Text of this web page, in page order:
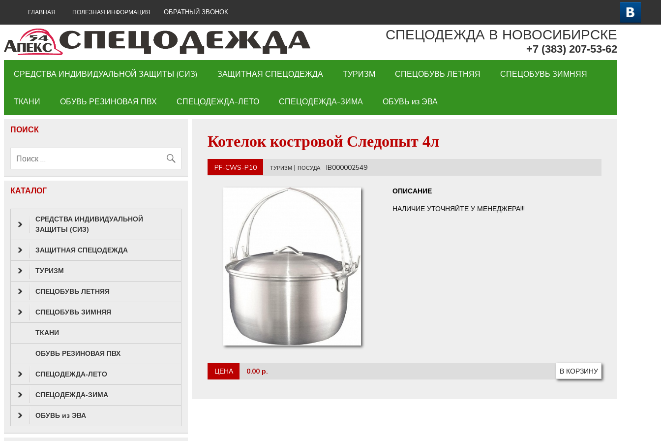
ГЛАВНАЯ ПОЛЕЗНАЯ ИНФОРМАЦИЯ ОБРАТНЫЙ ЗВОНОК
СПЕЦОДЕЖДА В НОВОСИБИРСКЕ
+7 (383) 207-53-62
СРЕДСТВА ИНДИВИДУАЛЬНОЙ ЗАЩИТЫ (СИЗ) ЗАЩИТНАЯ СПЕЦОДЕЖДА ТУРИЗМ СПЕЦОБУВЬ ЛЕТНЯЯ СПЕЦОБУВЬ ЗИМНЯЯ
ТКАНИ ОБУВЬ РЕЗИНОВАЯ ПВХ СПЕЦОДЕЖДА-ЛЕТО СПЕЦОДЕЖДА-ЗИМА ОБУВЬ из ЭВА
Котелок костровой Следопыт 4л
PF-CWS-P10 ТУРИЗМ | ПОСУДА IB000002549
ОПИСАНИЕ
НАЛИЧИЕ УТОЧНЯЙТЕ У МЕНЕДЖЕРА!!!
ЦЕНА 0.00 р.
ПОИСК
КАТАЛОГ
СРЕДСТВА ИНДИВИДУАЛЬНОЙ
ЗАЩИТЫ (СИЗ)
ЗАЩИТНАЯ СПЕЦОДЕЖДА
ТУРИЗМ
СПЕЦОБУВЬ ЛЕТНЯЯ
СПЕЦОБУВЬ ЗИМНЯЯ
ТКАНИ
ОБУВЬ РЕЗИНОВАЯ ПВХ
СПЕЦОДЕЖДА-ЛЕТО
СПЕЦОДЕЖДА-ЗИМА
ОБУВЬ из ЭВА